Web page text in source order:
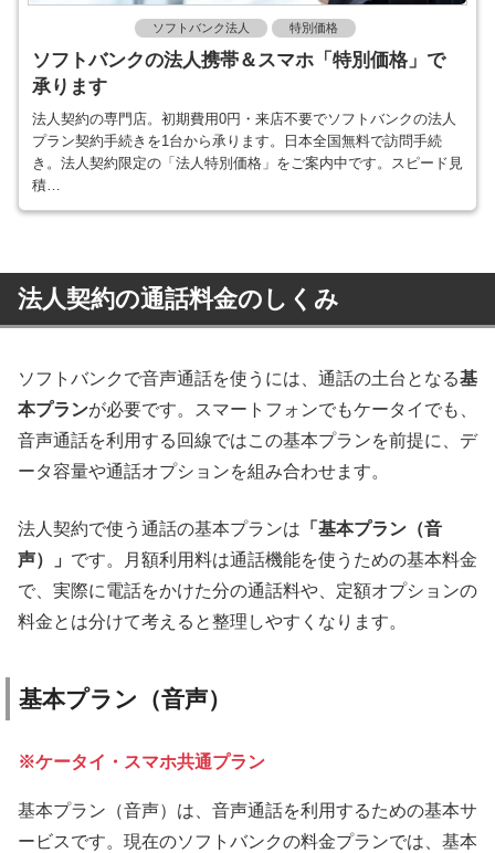
ソフトバンク法人 特別価格
ソフトバンクの法人携帯＆スマホ「特別価格」で
承ります
法人契約の専門店。初期費用0円・来店不要でソフトバンクの法人
プラン契約手続きを1台から承ります。日本全国無料で訪問手続
き。法人契約限定の「法人特別価格」をご案内中です。スピード見
積…
法人契約の通話料金のしくみ
ソフトバンクで音声通話を使うには、通話の土台となる基
本プランが必要です。スマートフォンでもケータイでも、
音声通話を利用する回線ではこの基本プランを前提に、デ
ータ容量や通話オプションを組み合わせます。
法人契約で使う通話の基本プランは 「基本プラン（音
声）」 です。月額利用料は通話機能を使うための基本料金
で、実際に電話をかけた分の通話料や、定額オプションの
料金とは分けて考えると整理しやすくなります。
基本プラン（音声）
※ケータイ・スマホ共通プラン
基本プラン（音声）は、音声通話を利用するための基本サ
ービスです。現在のソフトバンクの料金プランでは、基本